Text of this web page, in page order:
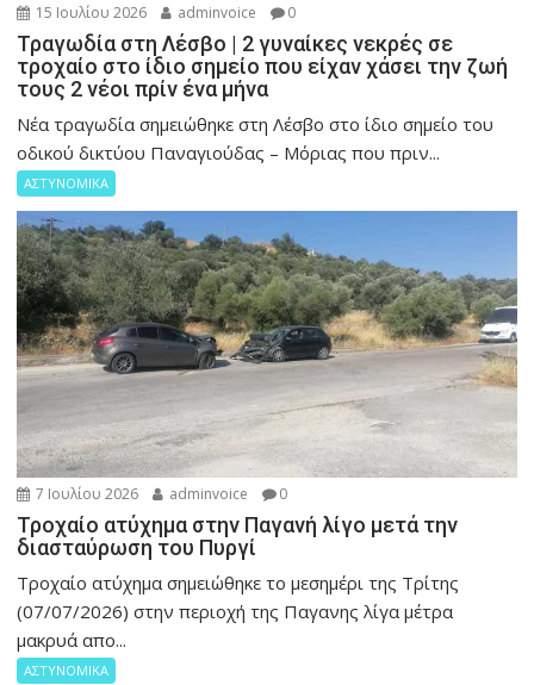
15 Ιουλίου 2026 adminvoice 0
Τραγωδία στη Λέσβο | 2 γυναίκες νεκρές σε
τροχαίο στο ίδιο σημείο που είχαν χάσει την ζωή
τους 2 νέοι πρίν ένα μήνα
Νέα τραγωδία σημειώθηκε στη Λέσβο στο ίδιο σημείο του
οδικού δικτύου Παναγιούδας – Μόριας που πριν...
ΑΣΤΥΝΟΜΙΚΑ
7 Ιουλίου 2026 adminvoice 0
Τροχαίο ατύχημα στην Παγανή λίγο μετά την
διασταύρωση του Πυργί
Τροχαίο ατύχημα σημειώθηκε το μεσημέρι της Τρίτης
(07/07/2026) στην περιοχή της Παγανης λίγα μέτρα
μακρυά απο...
ΑΣΤΥΝΟΜΙΚΑ